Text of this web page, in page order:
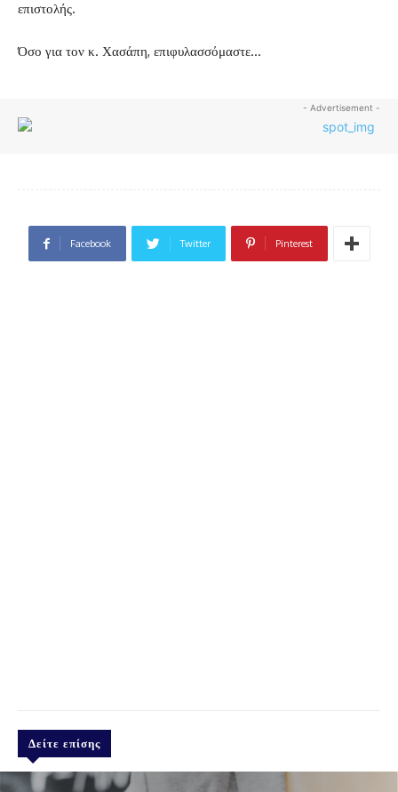
επιστολής.
Όσο για τον κ. Χασάπη, επιφυλασσόμαστε…
- Advertisement -
Facebook Twitter Pinterest
Δείτε επίσης